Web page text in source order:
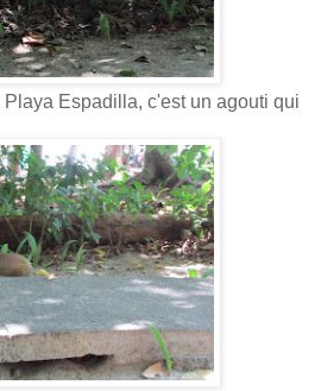
Espadilla, c'est un agouti qui